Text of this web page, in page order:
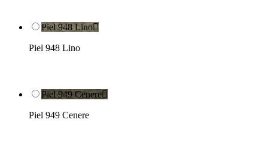
Piel 948 Lino
Piel 948 Lino
Piel 949 Cenere
Piel 949 Cenere